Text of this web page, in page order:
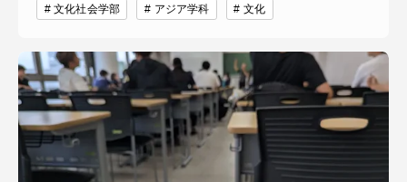
文化社会学部 アジア学科 文化